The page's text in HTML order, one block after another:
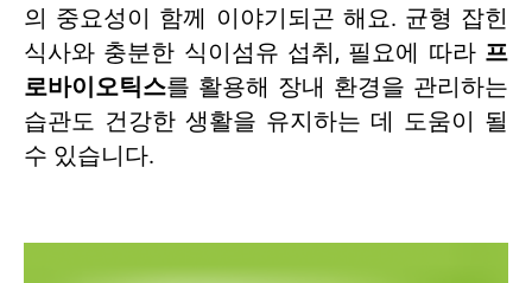
의 중요성이 함께 이야기되곤 해요. 균형 잡힌
식사와 충분한 식이섬유 섭취, 필요에 따라 프
로바이오틱스를 활용해 장내 환경을 관리하는
습관도 건강한 생활을 유지하는 데 도움이 될
수 있습니다.